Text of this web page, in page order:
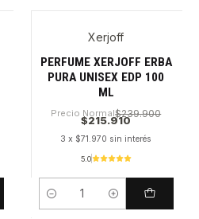
Xerjoff
PERFUME XERJOFF ERBA
PURA UNISEX EDP 100
ML
Precio Normal$239.900
$215.910
3 x $71.970 sin interés
5.0
Cantidad